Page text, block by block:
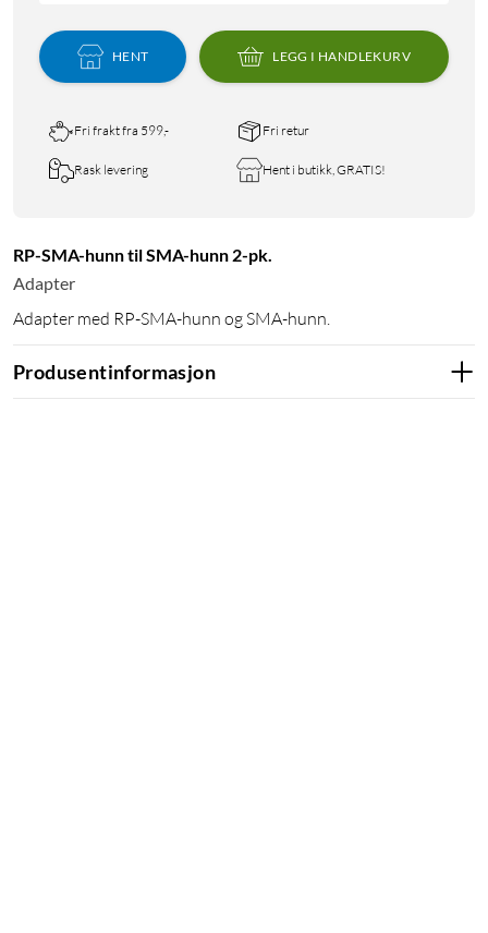
HENT LEGG I HANDLEKURV
Fri frakt fra 599,- Fri retur
Rask levering Hent i butikk, GRATIS!
RP-SMA-hunn til SMA-hunn 2-pk.
Adapter
Adapter med RP-SMA-hunn og SMA-hunn.
Produsentinformasjon